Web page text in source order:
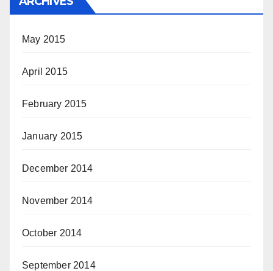
May 2015
April 2015
February 2015
January 2015
December 2014
November 2014
October 2014
September 2014